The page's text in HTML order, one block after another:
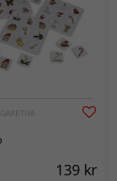
139 kr